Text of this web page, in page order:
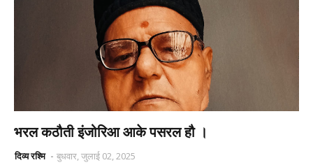
भरल कठौती इंजोरिआ आके पसरल हौ ।
दिव्य रश्मि
बुधवार, जुलाई 02, 2025